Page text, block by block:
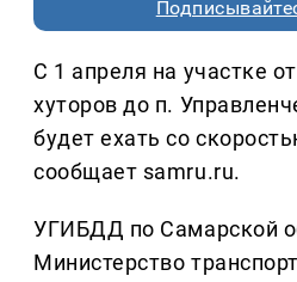
С 1 апреля на участке
хуторов до п.
будет ехать со
сообщает samru.ru.
УГИБДД по Самарской
Министерство